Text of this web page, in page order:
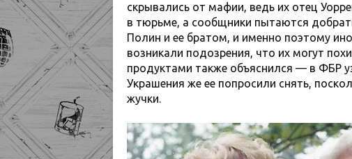
скрывались от мафии, ведь их отец
в тюрьме, а сообщники пытаются
Полин и ее братом, и именно поэтому
возникали подозрения, что их могут
продуктами также объяснился — в ФБР
Украшения же ее попросили снять,
жучки.